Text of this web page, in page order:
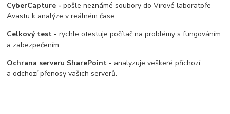
CyberCapture -pošle neznámé soubory do Virové laboratoře
Avastu k analýze v reálném čase.
Celkový test -rychle otestuje počítač na problémy s fungováním
a zabezpečením.
Ochrana serveru SharePoint - analyzuje veškeré příchozí
a odchozí přenosy vašich serverů.